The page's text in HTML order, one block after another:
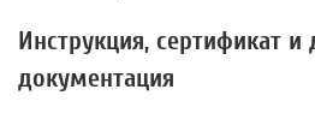
Инструкция, сертификат и
документация